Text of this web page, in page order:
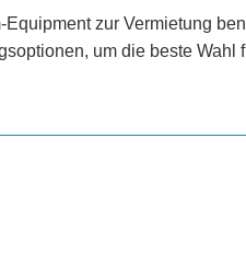
zur Vermietung
um die beste Wahl